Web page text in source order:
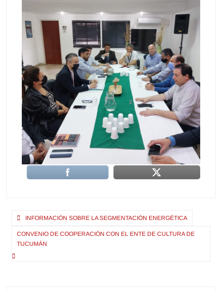
Navegación
de
entradas
INFORMACIÓN SOBRE LA SEGMENTACIÓN ENERGÉTICA
CONVENIO DE COOPERACIÓN CON EL ENTE DE CULTURA DE
TUCUMÁN